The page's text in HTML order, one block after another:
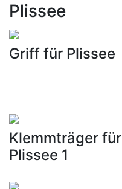
Plissee
Griff für Plissee
Klemmträger für
Plissee 1